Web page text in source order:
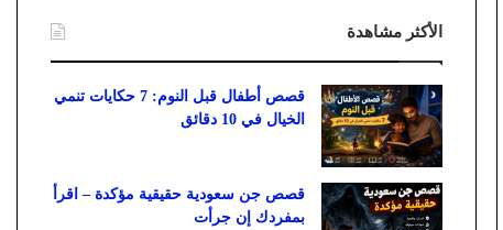
الأكثر مشاهدة
قصص أطفال قبل النوم: 7 حكايات تنمي
الخيال في 10 دقائق
قصص جن سعودية حقيقية مؤكدة – اقرأ
بمفردك إن جرأت